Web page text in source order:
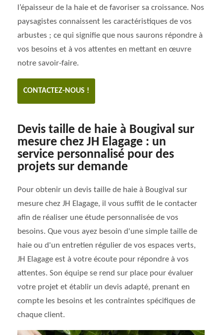
l’épaisseur de la haie et de favoriser sa croissance. Nos
paysagistes connaissent les caractéristiques de vos
arbustes ; ce qui signifie que nous saurons répondre à
vos besoins et à vos attentes en mettant en œuvre
notre savoir-faire.
CONTACTEZ-NOUS !
Devis taille de haie à Bougival sur
mesure chez JH Elagage : un
service personnalisé pour des
projets sur demande
Pour obtenir un devis taille de haie à Bougival sur
mesure chez JH Elagage, il vous suffit de le contacter
afin de réaliser une étude personnalisée de vos
besoins. Que vous ayez besoin d'une simple taille de
haie ou d'un entretien régulier de vos espaces verts,
JH Elagage est à votre écoute pour répondre à vos
attentes. Son équipe se rend sur place pour évaluer
votre projet et établir un devis adapté, prenant en
compte les besoins et les contraintes spécifiques de
chaque client.